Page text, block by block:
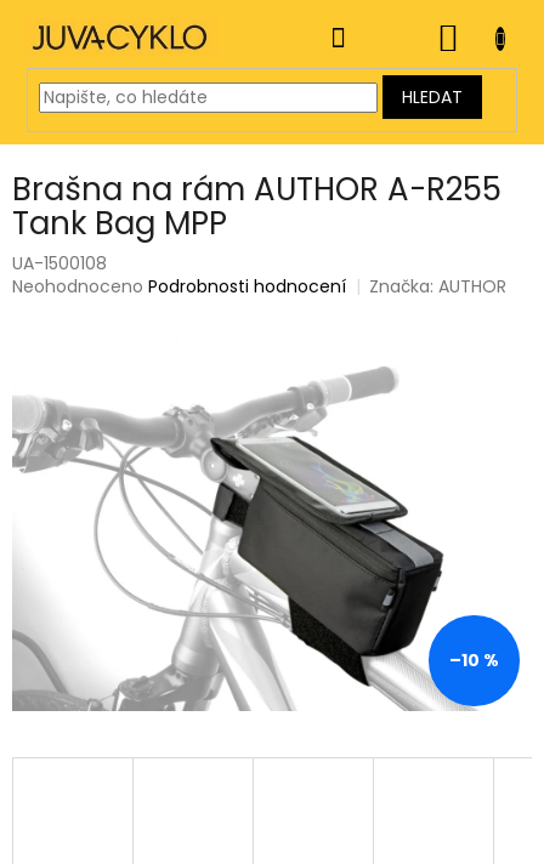
obsah
HLEDAT
KOŠÍK
Brašna na rám AUTHOR A-R255
Tank Bag MPP
UA-1500108
Průměrné
z
5
hvězdiček.
Neohodnoceno Podrobnosti hodnocení Značka:AUTHOR
–10 %